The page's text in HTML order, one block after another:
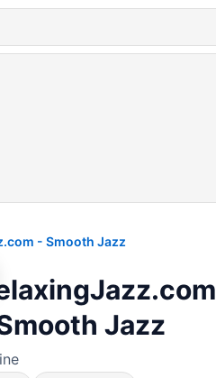
- Smooth Jazz
Jazz